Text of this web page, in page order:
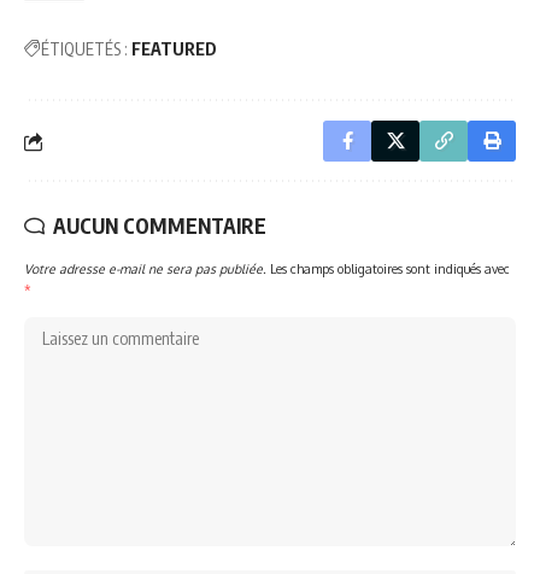
ÉTIQUETÉS : FEATURED
AUCUN COMMENTAIRE
Votre adresse e-mail ne sera pas publiée. Les champs obligatoires sont indiqués avec
*